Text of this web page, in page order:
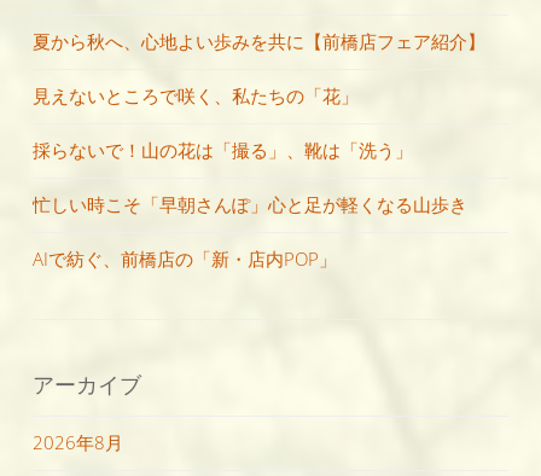
夏から秋へ、心地よい歩みを共に【前橋店フェア紹介】
見えないところで咲く、私たちの「花」
採らないで！山の花は「撮る」、靴は「洗う」
忙しい時こそ「早朝さんぽ」心と足が軽くなる山歩き
AIで紡ぐ、前橋店の「新・店内POP」
アーカイブ
2026年8月